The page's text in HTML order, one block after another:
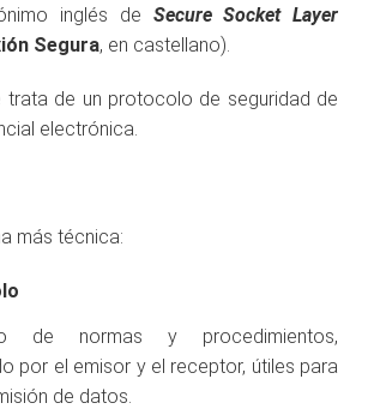
inglés de Secure Socket Layer
Segura, en castellano).
trata de un protocolo de seguridad de
electrónica.
más técnica:
de normas y procedimientos,
por el emisor y el receptor, útiles para
de datos.